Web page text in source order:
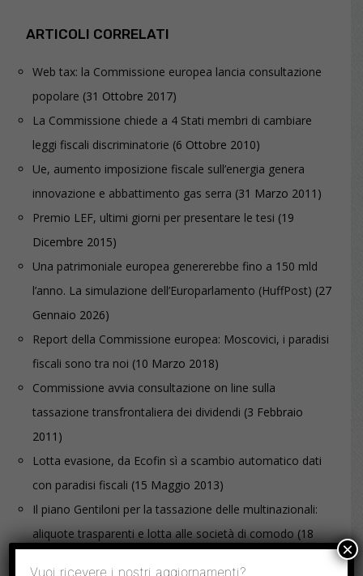
ARTICOLI CORRELATI
Web tax: la Commissione europea lancia consultazione
popolare (31 Ottobre 2017)
La Commissione chiede a 4 Stati membri di cambiare
leggi fiscali discriminatorie (6 Ottobre 2010)
Ue, aumento imposizione fiscale sull’energia genera
innovazione e abbattimento gas serra (31 Marzo 2011)
Premio LEF, ultimi giorni per presentare le tesi (19
Dicembre 2015)
Una patrimoniale europea genererebbe fino a 150 mld
l’anno. La simulazione dell’Europarlamento (HuffPost) (27
Gennaio 2026)
Report della Commissione europea: Moscovici, i paradisi
fiscali sono tra noi (10 Marzo 2018)
Commissione avvia consultazione on line sulla
tassazione transfrontaliera dei dividendi (3 Febbraio
2011)
Lotta evasione, da Ecofin sì a scambio automatico dati
con paradisi fiscali (15 Maggio 2013)
Il piano Gentiloni per la tassazione delle multinazionali:
aliquote trasparenti e lotta alle società di comodo (18
Vuoi ricevere i nostri aggiornamenti?
×